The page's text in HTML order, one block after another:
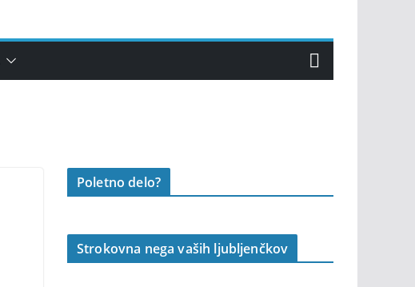
Poletno delo?
Strokovna nega vaših ljubljenčkov